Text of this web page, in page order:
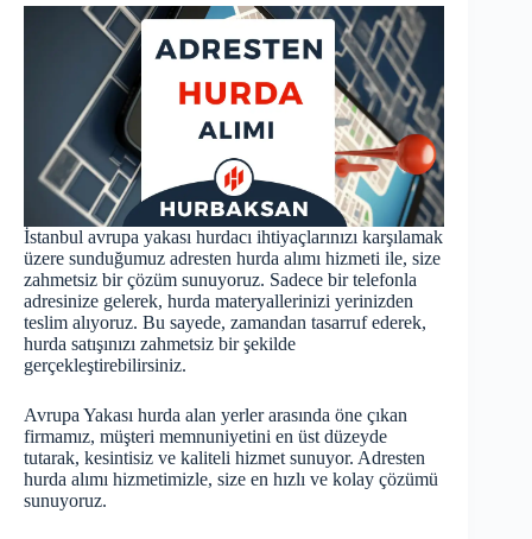
İstanbul avrupa yakası hurdacı ihtiyaçlarınızı karşılamak
üzere sunduğumuz adresten hurda alımı hizmeti ile, size
zahmetsiz bir çözüm sunuyoruz. Sadece bir telefonla
adresinize gelerek, hurda materyallerinizi yerinizden
teslim alıyoruz. Bu sayede, zamandan tasarruf ederek,
hurda satışınızı zahmetsiz bir şekilde
gerçekleştirebilirsiniz.
Avrupa Yakası hurda alan yerler arasında öne çıkan
firmamız, müşteri memnuniyetini en üst düzeyde
tutarak, kesintisiz ve kaliteli hizmet sunuyor. Adresten
hurda alımı hizmetimizle, size en hızlı ve kolay çözümü
sunuyoruz.